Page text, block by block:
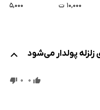
۱۰,۰۰۰ ت
۱۹۵,۰۰۰ ت
پولدار می‌شود
0
0